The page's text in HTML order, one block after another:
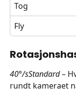
Tog
Fly
40°/sStandard –
rundt kameraet